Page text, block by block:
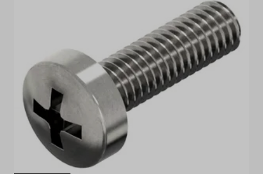
Pedidos de cotação
Marcas
Favoritos